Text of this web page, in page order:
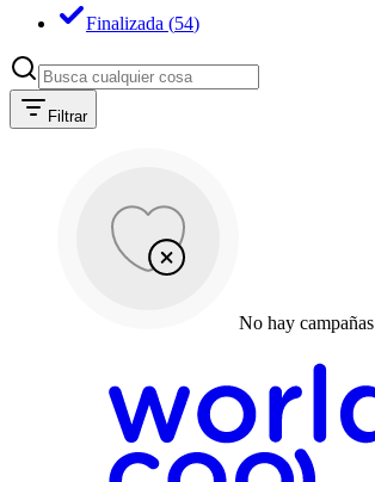
Finalizada (54)
Filtrar
No hay campañas